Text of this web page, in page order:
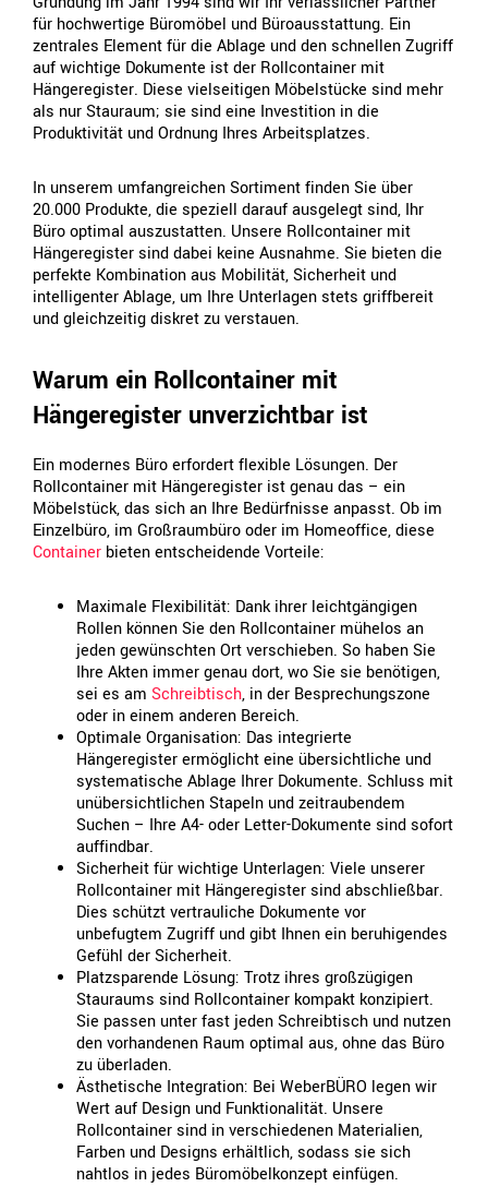
für hochwertige Büromöbel und Büroausstattung. Ein
zentrales Element für die Ablage und den schnellen Zugriff
auf wichtige Dokumente ist der Rollcontainer mit
Hängeregister. Diese vielseitigen Möbelstücke sind mehr
als nur Stauraum; sie sind eine Investition in die
Produktivität und Ordnung Ihres Arbeitsplatzes.
In unserem umfangreichen Sortiment finden Sie über
20.000 Produkte, die speziell darauf ausgelegt sind, Ihr
Büro optimal auszustatten. Unsere Rollcontainer mit
Hängeregister sind dabei keine Ausnahme. Sie bieten die
perfekte Kombination aus Mobilität, Sicherheit und
intelligenter Ablage, um Ihre Unterlagen stets griffbereit
und gleichzeitig diskret zu verstauen.
Warum ein Rollcontainer mit
Hängeregister unverzichtbar ist
Ein modernes Büro erfordert flexible Lösungen. Der
Rollcontainer mit Hängeregister ist genau das – ein
Möbelstück, das sich an Ihre Bedürfnisse anpasst. Ob im
Einzelbüro, im Großraumbüro oder im Homeoffice, diese
Container bieten entscheidende Vorteile:
Maximale Flexibilität: Dank ihrer leichtgängigen
Rollen können Sie den Rollcontainer mühelos an
jeden gewünschten Ort verschieben. So haben Sie
Ihre Akten immer genau dort, wo Sie sie benötigen,
sei es am Schreibtisch, in der Besprechungszone
oder in einem anderen Bereich.
Optimale Organisation: Das integrierte
Hängeregister ermöglicht eine übersichtliche und
systematische Ablage Ihrer Dokumente. Schluss mit
unübersichtlichen Stapeln und zeitraubendem
Suchen – Ihre A4- oder Letter-Dokumente sind sofort
auffindbar.
Sicherheit für wichtige Unterlagen: Viele unserer
Rollcontainer mit Hängeregister sind abschließbar.
Dies schützt vertrauliche Dokumente vor
unbefugtem Zugriff und gibt Ihnen ein beruhigendes
Gefühl der Sicherheit.
Platzsparende Lösung: Trotz ihres großzügigen
Stauraums sind Rollcontainer kompakt konzipiert.
Sie passen unter fast jeden Schreibtisch und nutzen
den vorhandenen Raum optimal aus, ohne das Büro
zu überladen.
Ästhetische Integration: Bei WeberBÜRO legen wir
Wert auf Design und Funktionalität. Unsere
Rollcontainer sind in verschiedenen Materialien,
Farben und Designs erhältlich, sodass sie sich
nahtlos in jedes Büromöbelkonzept einfügen.